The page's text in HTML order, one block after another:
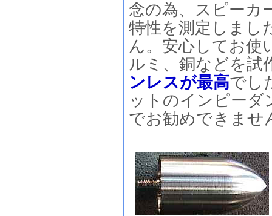
念の為、スピーカ
特性を測定しまし
ん。安心してお使
ルミ、銅などを試
ンレスが最高でし
ットのインピーダ
でお勧めできませ